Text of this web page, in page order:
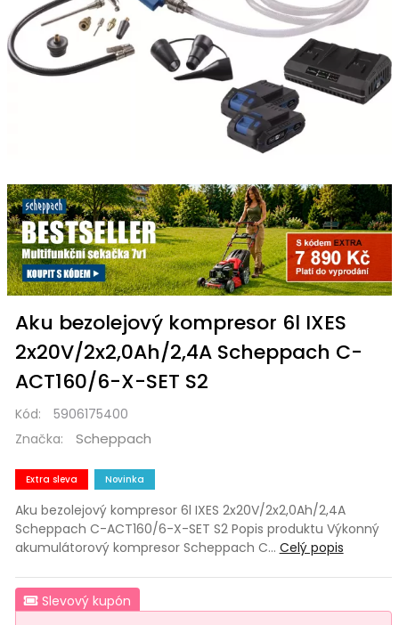
Aku bezolejový kompresor 6l IXES
2x20V/2x2,0Ah/2,4A Scheppach C-
ACT160/6-X-SET S2
Kód:
5906175400
Značka:
Scheppach
Extra sleva Novinka
Aku bezolejový kompresor 6l IXES 2x20V/2x2,0Ah/2,4A
Scheppach C-ACT160/6-X-SET S2 Popis produktu Výkonný
akumulátorový kompresor Scheppach C… Celý popis
Slevový kupón